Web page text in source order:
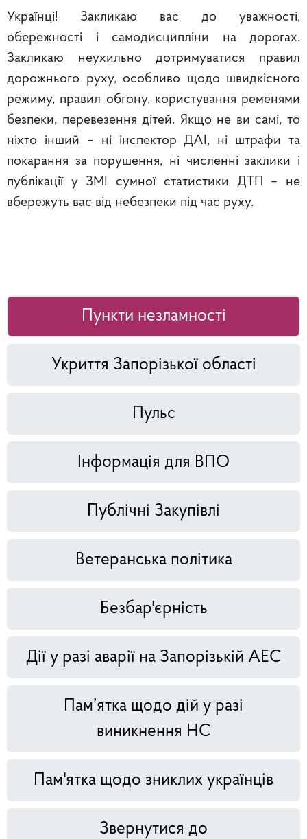
Українці! Закликаю вас до уважності,
обережності і самодисципліни на дорогах.
Закликаю неухильно дотримуватися правил
дорожнього руху, особливо щодо швидкісного
режиму, правил обгону, користування ременями
безпеки, перевезення дітей. Якщо не ви самі, то
ніхто інший – ні інспектор ДАІ, ні штрафи та
покарання за порушення, ні численні заклики і
публікації у ЗМІ сумної статистики ДТП – не
вбережуть вас від небезпеки під час руху.
Пункти незламності
Укриття Запорізької області
Пульс
Інформація для ВПО
Публічні Закупівлі
Ветеранська політика
Безбар'єрність
Дії у разі аварії на Запорізькій АЕС
Пам’ятка щодо дій у разі
виникнення НС
Пам'ятка щодо зниклих українців
Звернутися до